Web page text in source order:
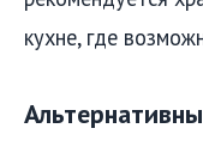
кухне, где